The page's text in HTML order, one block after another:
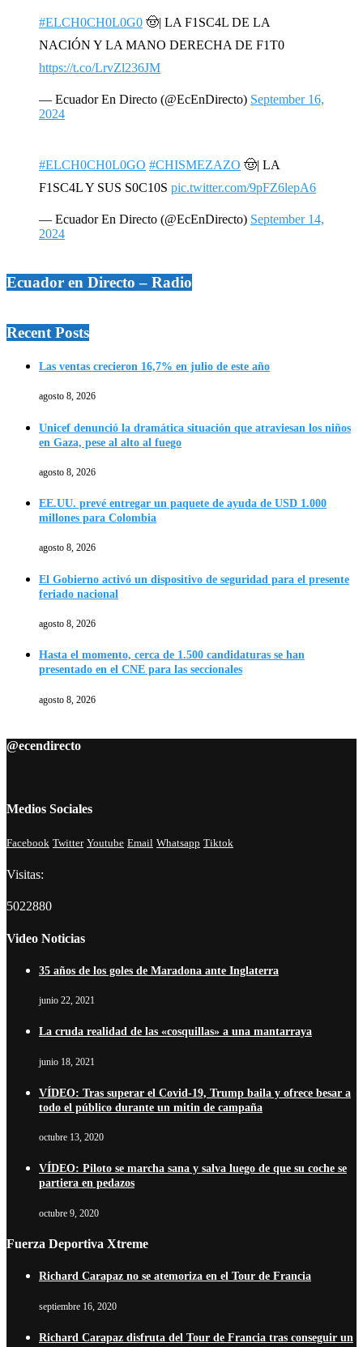
#ELCH0CH0L0G0 🤠| LA F1SC4L DE LA
NACIÓN Y LA MANO DERECHA DE F1T0
https://t.co/LrvZl236JM
— Ecuador En Directo (@EcEnDirecto) September 16,
2024
#ELCH0CH0L0GO #CHISMEZAZO 🤠| LA
F1SC4L Y SUS S0C10S pic.twitter.com/9pFZ6lepA6
— Ecuador En Directo (@EcEnDirecto) September 14,
2024
Ecuador en Directo – Radio
Recent Posts
Las ventas crecieron 16,7% en julio de este año
agosto 8, 2026
Unicef denunció la dramática situación que atraviesan los niños
en Gaza, pese al alto al fuego
agosto 8, 2026
EE.UU. prevé entregar un paquete de ayuda de USD 1.000
millones para Colombia
agosto 8, 2026
El Gobierno activó un dispositivo de seguridad para el presente
feriado nacional
agosto 8, 2026
Hasta el momento, cerca de 1.500 candidaturas se han
presentado en el CNE para las seccionales
agosto 8, 2026
@ecendirecto
Medios Sociales
Facebook Twitter Youtube Email Whatsapp Tiktok
Visitas:
5022880
Video Noticias
35 años de los goles de Maradona ante Inglaterra
junio 22, 2021
La cruda realidad de las «cosquillas» a una mantarraya
junio 18, 2021
VÍDEO: Tras superar el Covid-19, Trump baila y ofrece besar a
todo el público durante un mitin de campaña
octubre 13, 2020
VÍDEO: Piloto se marcha sana y salva luego de que su coche se
partiera en pedazos
octubre 9, 2020
Fuerza Deportiva Xtreme
Richard Carapaz no se atemoriza en el Tour de Francia
septiembre 16, 2020
Richard Carapaz disfruta del Tour de Francia tras conseguir un